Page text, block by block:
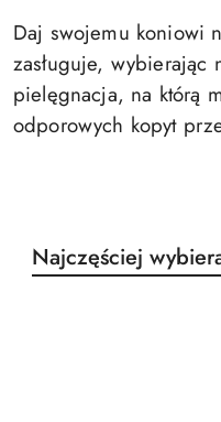
Daj swojemu koniowi
zasługuje, wybierając
pielęgnacja, na którą
odporowych kopyt
Pomiń karuzelę
Produkty
o
Najczęściej